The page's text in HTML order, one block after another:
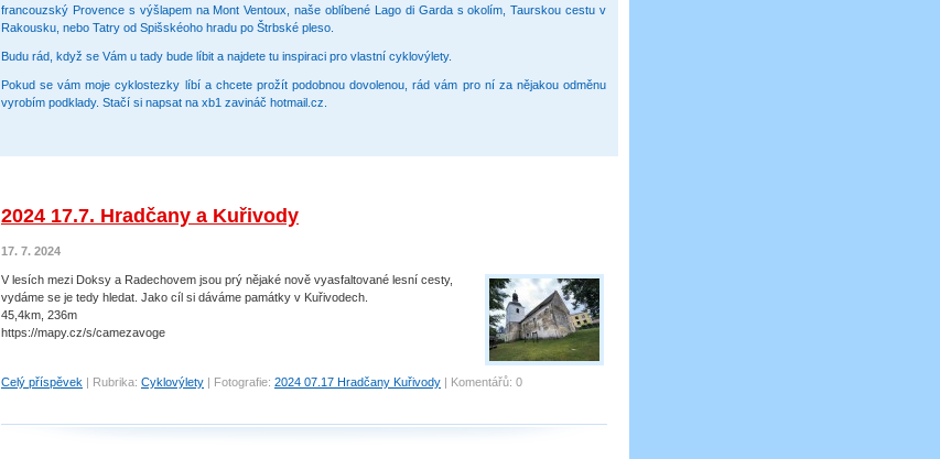
francouzský Provence s výšlapem na Mont Ventoux, naše oblíbené Lago di Garda s okolím, Taurskou cestu v
Rakousku, nebo Tatry od Spišskéoho hradu po Štrbské pleso.
Budu rád, když se Vám u tady bude líbit a najdete tu inspiraci pro vlastní cyklovýlety.
Pokud se vám moje cyklostezky líbí a chcete prožít podobnou dovolenou, rád vám pro ní za nějakou odměnu
vyrobím podklady. Stačí si napsat na xb1 zavináč hotmail.cz.
2024 17.7. Hradčany a Kuřivody
17. 7. 2024
V lesích mezi Doksy a Radechovem jsou prý nějaké nově vyasfaltované lesní cesty,
vydáme se je tedy hledat. Jako cíl si dáváme památky v Kuřivodech.
45,4km, 236m
https://mapy.cz/s/camezavoge
Celý příspěvek | Rubrika: Cyklovýlety | Fotografie: 2024 07.17 Hradčany Kuřivody | Komentářů: 0